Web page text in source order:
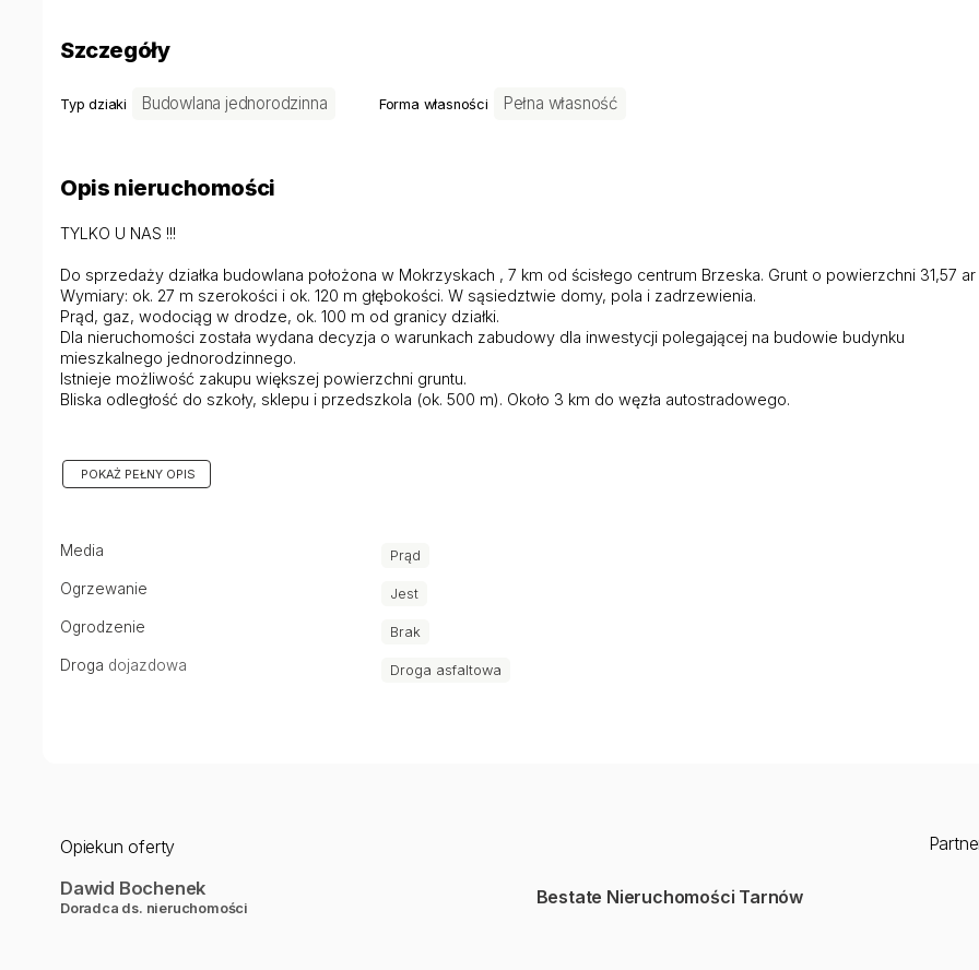
Szczegóły
Typ dziaki Budowlana jednorodzinna Forma własności Pełna własność
Opis nieruchomości
TYLKO U NAS !!!
Do sprzedaży działka budowlana położona w Mokrzyskach , 7 km od ścisłego centrum Brzeska. Grunt o powierzchni 31,57 ar
Wymiary: ok. 27 m szerokości i ok. 120 m głębokości. W sąsiedztwie domy, pola i zadrzewienia.
Prąd, gaz, wodociąg w drodze, ok. 100 m od granicy działki.
Dla nieruchomości została wydana decyzja o warunkach zabudowy dla inwestycji polegającej na budowie budynku
mieszkalnego jednorodzinnego.
Istnieje możliwość zakupu większej powierzchni gruntu.
Bliska odległość do szkoły, sklepu i przedszkola (ok. 500 m). Około 3 km do węzła autostradowego.
Jesteśmy z Tobą od prezentacji do przekazania kluczy. Sprawnie przygotujemy dla Ciebie dokumenty do zakupu, a z
doradcą finansowym wybierzesz najlepszą ofertę kredytu.
Oferta wysłana z systemu Galactica Virgo
POKAŻ PEŁNY OPIS
Media Prąd
Ogrzewanie Jest
Ogrodzenie Brak
Droga dojazdowa Droga asfaltowa
Opiekun oferty
Dawid Bochenek
Doradca ds. nieruchomości
Bestate Nieruchomości Tarnów